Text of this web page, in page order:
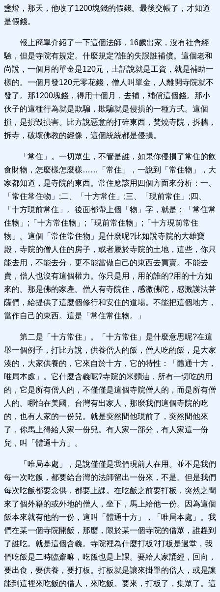
盞燈，那天，他收了1200塊錢的假錢。最後交帳了，才知道
是假錢。
報上簡單介紹了一下這個法師，16歲出家，沒有社會經
驗，但是寺院有規定。什麼規定?誰的失誤誰補償。這個老和
尚說，一個月的單金是120元，土話說就是工資，就是補助一
樣的。一個月發120元零花錢，僧人叫單金，人離開寺院就不
發了。那1200塊錢，得用十個月，去補，補償這個錢。那小
伙子的這種行為就是欺騙，欺騙就是侵損的一種方式。這個
損，是損毀損害。比方說惡意的打碎東西，焚燒寺院，拆牆，
拆寺，破壞佛教的經像，這個統統都是侵損。
「常住」。一切眾生，不管是誰，如果你侵損了常住的飲
食財物，怎麼樣怎麼樣……「常住」，一說到「常住物」，大
家都知道，是寺院的東西。常住應該用四個方面來分析：一、
「常住常住物」;二、「十方常住」;三、「現前常住」;四、
「十方現前常住」。後面都帶上個「物」字，就是：「常住常
住物」;「十方常住物」;「現前常住物」;「十方現前常住
物」。這個「常住常住物」是什麼呢?比如說寺院的大雄寶
殿，寺院的僧人住的房子，或者屬於寺院的土地，這些，你只
能去用，不能去分，更不能當做自己的東西去買賣。不能去
賣，僧人也沒有這個權力。你只是用，用的誰的?用的十方如
來的。那是佛的家產。僧人有寺院住，感激佛陀，感激護法菩
薩們，給提供了這麼個修行和安住的道場。不能把這個地方，
當作自己的東西。這是「常住常住物。」
第二是「十方常住」。「十方常住」是什麼意思呢?在這
舉一個例子，打比方說，供養僧人的飯，僧人吃的飯，是大家
湊的，大家供養的，它來自於十方，它的特性：「體通十方，
唯局本處」。它什麼含義呢?寺院的米麵油，所有一切吃的用
的，它是所有僧人的，不僅僅是這個寺院僧人的，而是所有僧
人的。哪怕在美國、台灣有出家人，那麼我們這個寺院的吃
的，也有人家的一份兒。就是突然間他現前了，突然間他來
了，你馬上得給人家一份兒。有人家一部分，有人家這一份
兒，叫「體通十方」。
「唯局本處」，是說僅僅是我們現前人在用。並不是我們
每一次吃飯，都要給台灣的法師留出一份來，不是。但是我們
每次吃飯都要念供，都要上課。在吃飯之前要打板，突然之間
來了個外籍的或外地的僧人，坐下，馬上給他一份。因為這個
飯本來就有他的一份，這叫「體通十方」，「唯局本處」。我
們在某一個寺院開飯，那麼，限於某一個寺院的僧眾，誰趕到
了誰吃。就是這個含義。寺院裡為什麼打板?打板是過堂，我
們吃飯是二時臨齋嘛，吃飯也是上課。要給人家誦經，回向，
要出食，要供養，要打板。打板就是讓來掛單的僧人，或是讓
能到這裡來吃飯的僧人，來吃飯。要來，打板了，集眾了。這